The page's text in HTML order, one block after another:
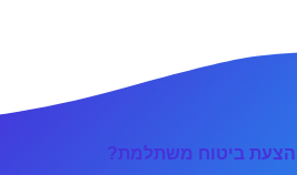
הצעת ביטוח משתלמת?